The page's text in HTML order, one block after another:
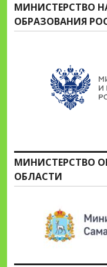
МИНИСТЕРСТВО
ОБРАЗОВАНИЯ
МИНИСТЕРСТВО
ОБЛАСТИ